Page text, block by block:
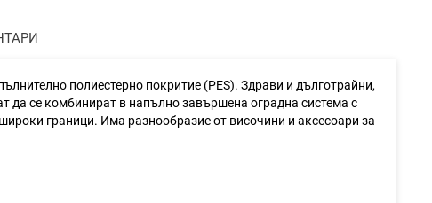
полиестерно покритие (PES). Здрави и дълготрайни,
да се комбинират в напълно завършена оградна система с
граници. Има разнообразие от височини и аксесоари за